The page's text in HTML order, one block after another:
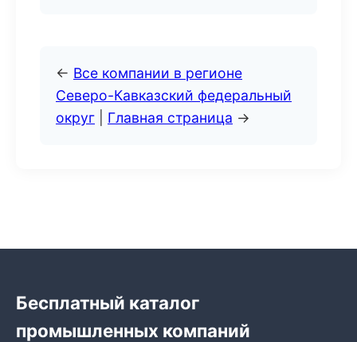
← Все компании в регионе
Северо-Кавказский федеральный
округ
Главная страница →
Бесплатный каталог
промышленных компаний